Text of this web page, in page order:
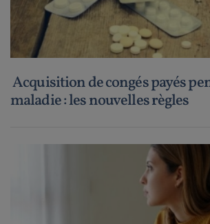
Acquisition de congés payés
maladie : les nouvelles règles